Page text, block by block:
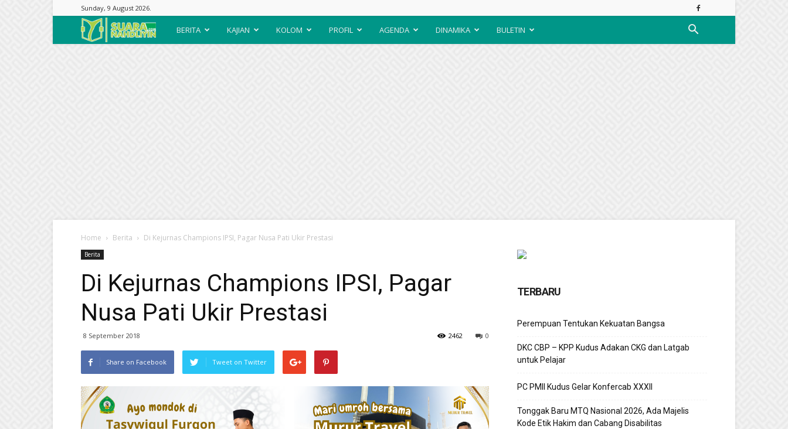
Sunday, 9 August 2026.
Suara
BERITA KAJIAN KOLOM PROFIL AGENDA DINAMIKA BULETIN
Home Berita Di Kejurnas Champions IPSI, Pagar Nusa Pati Ukir Prestasi
Berita
Di Kejurnas Champions IPSI, Pagar
Nusa Pati Ukir Prestasi
8 September 2018 0
2462
Share on Facebook Tweet on Twitter
TERBARU
Perempuan Tentukan Kekuatan Bangsa
DKC CBP – KPP Kudus Adakan CKG dan Latgab
untuk Pelajar
PC PMII Kudus Gelar Konfercab XXXII
Tonggak Baru MTQ Nasional 2026, Ada Majelis
Kode Etik Hakim dan Cabang Disabilitas